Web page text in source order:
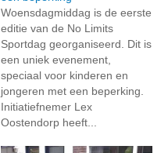
Woensdagmiddag is de eerste
editie van de No Limits
Sportdag georganiseerd. Dit is
een uniek evenement,
speciaal voor kinderen en
jongeren met een beperking.
Initiatiefnemer Lex
Oostendorp heeft...